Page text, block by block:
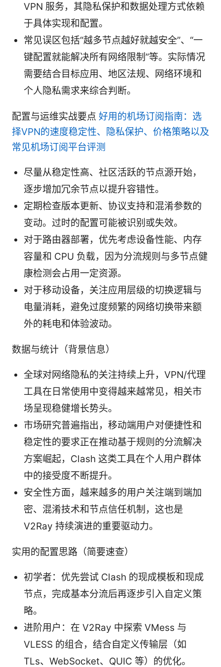
VPN 服务，其隐私保护和数据处理方式依赖
于具体实现和配置。
常见误区包括“越多节点越好就越安全”、“一
键配置就能解决所有网络限制”等。实际情况
需要结合目标应用、地区法规、网络环境和
个人隐私需求来综合判断。
配置与运维实战要点 好用的机场订阅指南：选
择VPN的速度稳定性、隐私保护、价格策略以及
常见机场订阅平台评测
尽量从稳定性高、社区活跃的节点源开始，
逐步增加冗余节点以提升容错性。
定期检查版本更新、协议支持和混淆参数的
变动。过时的配置可能被识别或失效。
对于路由器部署，优先考虑设备性能、内存
容量和 CPU 负载，因为分流规则与多节点健
康检测会占用一定资源。
对于移动设备，关注应用层级的切换逻辑与
电量消耗，避免过度频繁的网络切换带来额
外的耗电和体验波动。
数据与统计（背景信息）
全球对网络隐私的关注持续上升，VPN/代理
工具在日常使用中变得越来越常见，相关市
场呈现稳健增长势头。
市场研究普遍指出，移动端用户对便捷性和
稳定性的要求正在推动基于规则的分流解决
方案崛起，Clash 这类工具在个人用户群体
中的接受度不断提升。
安全性方面，越来越多的用户关注端到端加
密、混淆技术和节点信任机制，这也是
V2Ray 持续演进的重要驱动力。
实用的配置思路（简要速查）
初学者：优先尝试 Clash 的现成模板和现成
节点，完成基本分流后再逐步引入自定义策
略。
进阶用户：在 V2Ray 中探索 VMess 与
VLESS 的组合，结合自定义传输层（如
TLs、WebSocket、QUIC 等）的优化。